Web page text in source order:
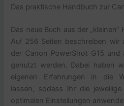
Das praktische Handbuch zur
Das neue Buch aus der
Auf 256 Seiten beschreiben wir
der Canon PowerShot G15
genutzt werden. Dabei haben
eigenen Erfahrungen in die
lassen, sodass Ihr die
optimalen Einstellungen